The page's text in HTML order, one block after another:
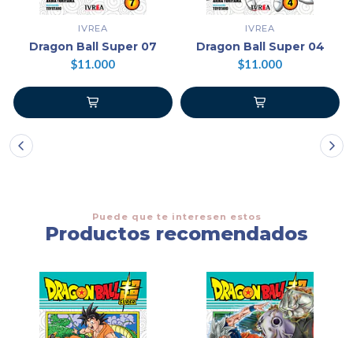
IVREA
Dragon Ball Super 07
$11.000
IVREA
Dragon Ball Super 04
$11.000
Puede que te interesen estos
Productos recomendados